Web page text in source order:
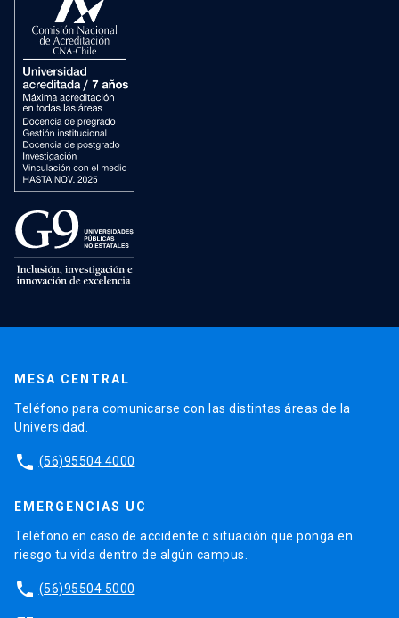
MESA CENTRAL
Teléfono para comunicarse con las distintas áreas de la
Universidad.
phone (56)95504 4000
EMERGENCIAS UC
Teléfono en caso de accidente o situación que ponga en
riesgo tu vida dentro de algún campus.
phone (56)95504 5000